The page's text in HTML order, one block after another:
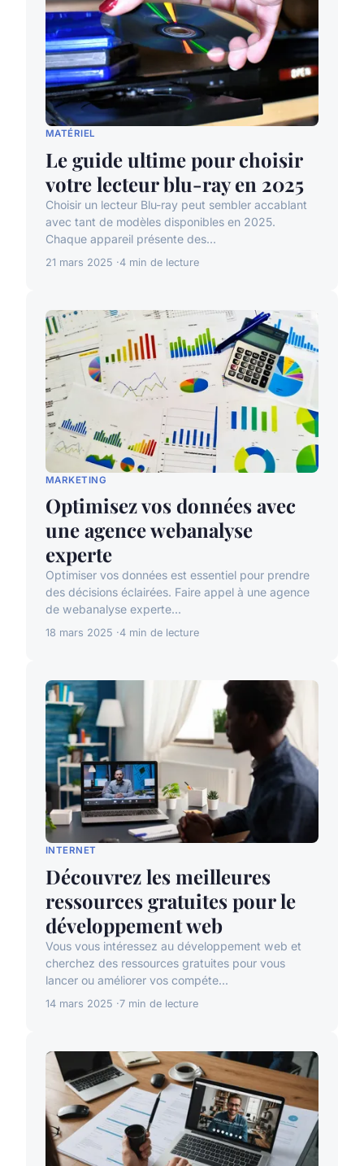
MATÉRIEL
Le guide ultime pour choisir
votre lecteur blu-ray en 2025
Choisir un lecteur Blu-ray peut sembler accablant
avec tant de modèles disponibles en 2025.
Chaque appareil présente des...
21 mars 2025 4 min de lecture
MARKETING
Optimisez vos données avec
une agence webanalyse
experte
Optimiser vos données est essentiel pour prendre
des décisions éclairées. Faire appel à une agence
de webanalyse experte...
18 mars 2025 4 min de lecture
INTERNET
Découvrez les meilleures
ressources gratuites pour le
développement web
Vous vous intéressez au développement web et
cherchez des ressources gratuites pour vous
lancer ou améliorer vos compéte...
14 mars 2025 7 min de lecture